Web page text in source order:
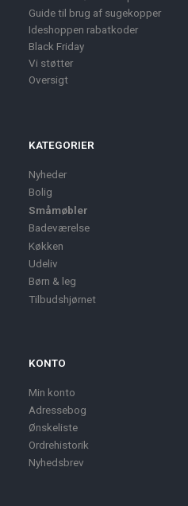
Guide til brug af sugekopper
Ideshoppen rabatkoder
Black Friday
Vi støtter
Oversigt
KATEGORIER
Nyheder
Bolig
Småmøbler
Badeværelse
Køkken
Udeliv
Børn & leg
Tilbudshjørnet
KONTO
Min konto
Adressebog
Ønskeliste
Ordrehistorik
Nyhedsbrev